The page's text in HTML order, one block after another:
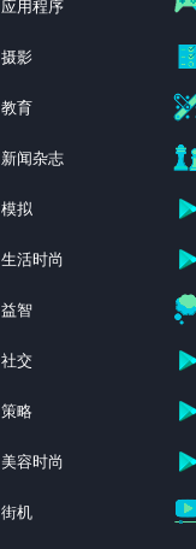
应用程序
摄影
教育
新闻杂志
模拟
生活时尚
益智
社交
策略
美容时尚
街机